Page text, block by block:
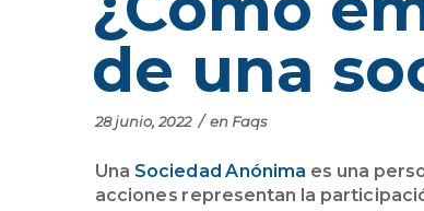
de una
28 junio, 2022 /en Faqs
Una Sociedad Anónima es una
acciones representan la